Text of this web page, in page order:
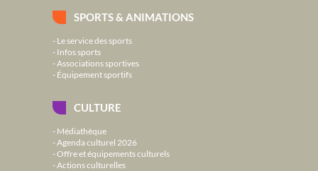
SPORTS & ANIMATIONS
Le service des sports
Infos sports
Associations sportives
Équipement sportifs
CULTURE
Médiathèque
Agenda culturel 2026
Offre et équipements culturels
Actions culturelles